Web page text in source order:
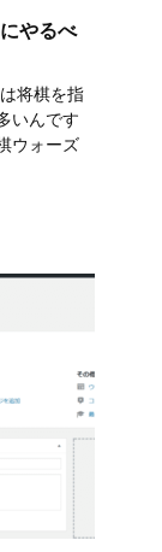
やるべ
将棋を指
いんです
ウォーズ